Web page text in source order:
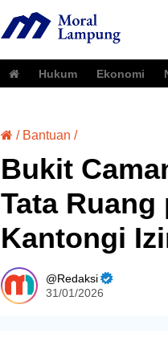
Hukum Ekonomi
/ Bantuan /
Bukit
Tata
Kantongi
Redaksi
31/01/2026